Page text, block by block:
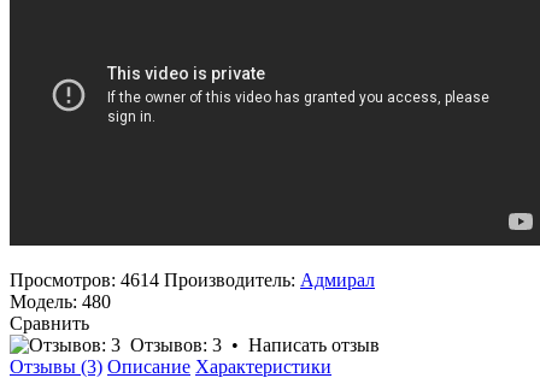
Просмотров: 4614 Производитель: Адмирал
Модель: 480
Сравнить
Отзывов: 3 • Написать отзыв
Отзывы (3) Описание Характеристики